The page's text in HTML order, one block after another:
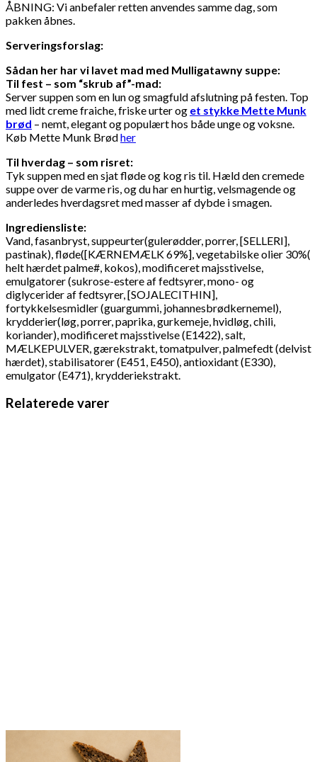
ÅBNING: Vi anbefaler retten anvendes samme dag, som
pakken åbnes.
Serveringsforslag:
Sådan her har vi lavet mad med Mulligatawny suppe:
Til fest – som “skrub af”-mad:
Server suppen som en lun og smagfuld afslutning på festen. Top
med lidt creme fraiche, friske urter og et stykke Mette Munk
brød – nemt, elegant og populært hos både unge og voksne.
Køb Mette Munk Brødher
Til hverdag – som risret:
Tyk suppen med en sjat fløde og kog ris til. Hæld den cremede
suppe over de varme ris, og du har en hurtig, velsmagende og
anderledes hverdagsret med masser af dybde i smagen.
Ingrediensliste:
Vand, fasanbryst, suppeurter(gulerødder, porrer, [SELLERI],
pastinak), fløde([KÆRNEMÆLK 69%], vegetabilske olier 30%(
helt hærdet palme#, kokos), modificeret majsstivelse,
emulgatorer (sukrose-estere af fedtsyrer, mono- og
diglycerider af fedtsyrer, [SOJALECITHIN],
fortykkelsesmidler (guargummi, johannesbrødkernemel),
krydderier(løg, porrer, paprika, gurkemeje, hvidløg, chili,
koriander), modificeret majsstivelse (E1422), salt,
MÆLKEPULVER, gærekstrakt, tomatpulver, palmefedt (delvist
hærdet), stabilisatorer (E451, E450), antioxidant (E330),
emulgator (E471), krydderiekstrakt.
Relaterede varer